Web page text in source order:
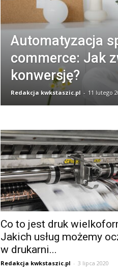
Automatyzacja
commerce: Jak
konwersję?
Redakcja kwkstaszic.pl - 11 lutego
Co to jest druk
Jakich usług możemy
w drukarni...
Redakcja kwkstaszic.pl - 3 lipca 2020